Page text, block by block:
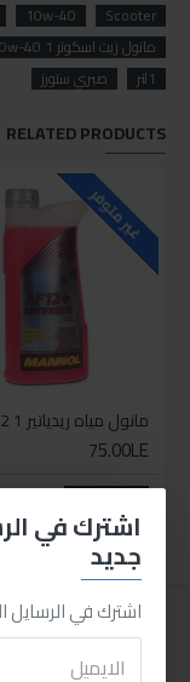
اشترك في
جديد
اشترك في الرسايل
Scooter
10w-40
مانول زيت اسكوتر 10w-40 1لتر
1لتر
صبري ستورز
RELATED PRODUCTS
غير متوفر
75.00LE
اضافة للسلة